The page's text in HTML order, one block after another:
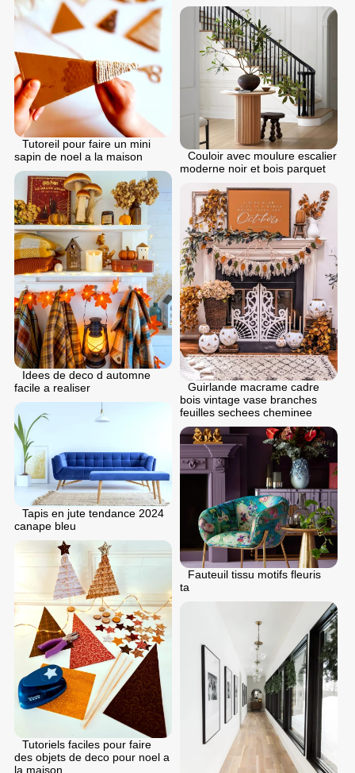
Tutoreil pour faire un mini
sapin de noel a la maison
Couloir avec moulure escalier
moderne noir et bois parquet
Idees de deco d automne
facile a realiser
Guirlande macrame cadre
bois vintage vase branches
feuilles sechees cheminee
Tapis en jute tendance 2024
canape bleu
Fauteuil tissu motifs fleuris
ta
Tutoriels faciles pour faire
des objets de deco pour noel a
la maison